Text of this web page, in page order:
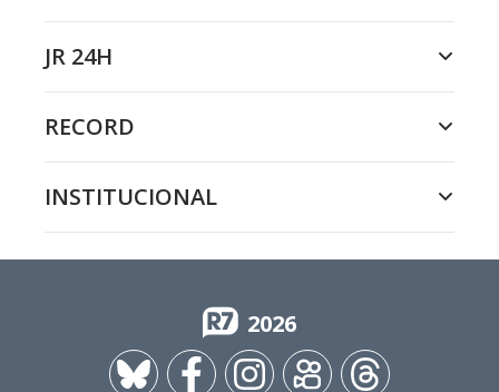
JR 24H
RECORD
INSTITUCIONAL
2026